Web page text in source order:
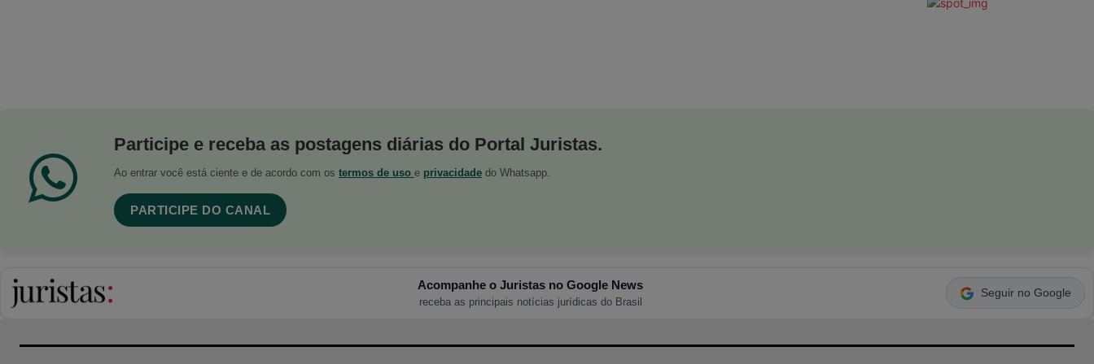
Participe e receba as postagens diárias do Portal Juristas.
Ao entrar você está ciente e de acordo com os termos de uso e privacidade do Whatsapp.
PARTICIPE DO CANAL
Acompanhe o Juristas no Google News
receba as principais notícias jurídicas do Brasil
Seguir no Google